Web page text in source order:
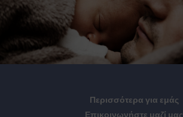
Περισσότερα για εμάς
Επικοινωνήστε μαζί μας